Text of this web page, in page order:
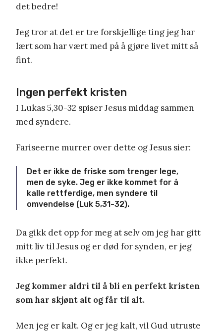
det bedre!
Jeg tror at det er tre forskjellige ting jeg har
lært som har vært med på å gjøre livet mitt så
fint.
Ingen perfekt kristen
I Lukas 5,30-32 spiser Jesus middag sammen
med syndere.
Fariseerne murrer over dette og Jesus sier:
Det er ikke de friske som trenger lege,
men de syke. Jeg er ikke kommet for å
kalle rettferdige, men syndere til
omvendelse (Luk 5,31-32).
Da gikk det opp for meg at selv om jeg har gitt
mitt liv til Jesus og er død for synden, er jeg
ikke perfekt.
Jeg kommer aldri til å bli en perfekt kristen
som har skjønt alt og får til alt.
Men jeg er kalt. Og er jeg kalt, vil Gud utruste